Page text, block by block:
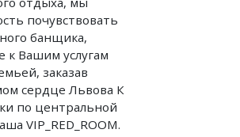
почувствовать
банщика,
к Вашим услугам
заказав
сердце Львова К
по центральной
VIP_RED_ROOM.